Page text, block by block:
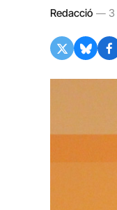
Redacció 3